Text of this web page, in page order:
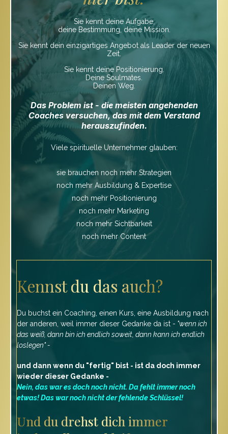
Sie kennt deine Aufgabe,
deine Bestimmung, deine Mission.
Sie kennt dein einzigartiges Angebot als Leader der neuen
Zeit.
Sie kennt deine Positionierung.
Deine Soulmates.
Deinen Weg.
Das Problem ist - die meisten angehenden
Coaches versuchen, das mit dem Verstand
herauszufinden.
Viele spirituelle Unternehmer glauben:
sie brauchen noch mehr Strategien
noch mehr Ausbildung & Expertise
noch mehr Positionierung
noch mehr Marketing
noch mehr Sichtbarkeit
noch mehr Content
Kennst du das auch?
Du buchst ein Coaching, einen Kurs, eine Ausbildung nach
der anderen, weil immer dieser Gedanke da ist - "wenn ich
das weiß, dann bin ich endlich soweit, dann kann ich endlich
loslegen" -
und dann wenn du "fertig" bist - ist da doch immer
wieder dieser Gedanke -
Nein, das war es doch noch nicht. Da fehlt immer noch
etwas! Das war noch nicht der fehlende Schlüssel!
Und du drehst dich immer